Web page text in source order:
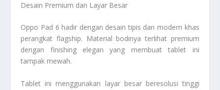
Desain Premium dan Layar Besar
Oppo Pad 6 hadir dengan desain tipis dan modern khas
perangkat flagship. Material bodinya terlihat premium
dengan finishing elegan yang membuat tablet ini
tampak mewah.
Tablet ini menggunakan layar besar beresolusi tinggi